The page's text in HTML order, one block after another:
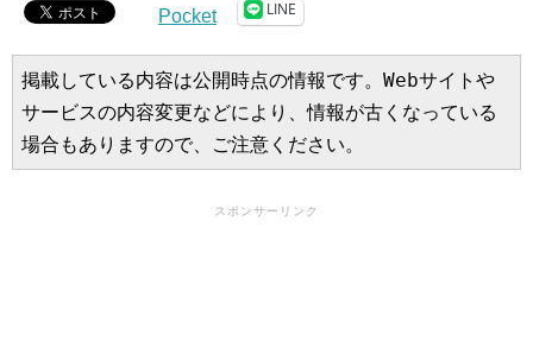
Pocket LINE
掲載している内容は公開時点の情報です。Webサイトや
サービスの内容変更などにより、情報が古くなっている
場合もありますので、ご注意ください。
スポンサーリンク